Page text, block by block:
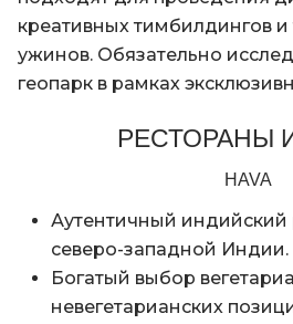
креативных тимбилдингов и
ужинов. Обязательно
геопарк в рамках
РЕСТОРАНЫ
HAVA
Аутентичный индийский
северо-западной Индии.
Богатый выбор
невегетарианских